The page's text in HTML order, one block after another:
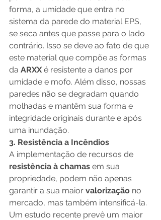
forma, a umidade que entra no
sistema da parede do material EPS,
se seca antes que passe para o lado
contrário. Isso se deve ao fato de que
este material que compõe as formas
da ARXX é resistente a danos por
umidade e mofo. Além disso, nossas
paredes não se degradam quando
molhadas e mantêm sua forma e
integridade originais durante e após
uma inundação.
3. Resistência a Incêndios
A implementação de recursos de
resistência à chamas em sua
propriedade, podem não apenas
garantir a sua maior valorização no
mercado, mas também intensificá-la.
Um estudo recente prevê um maior